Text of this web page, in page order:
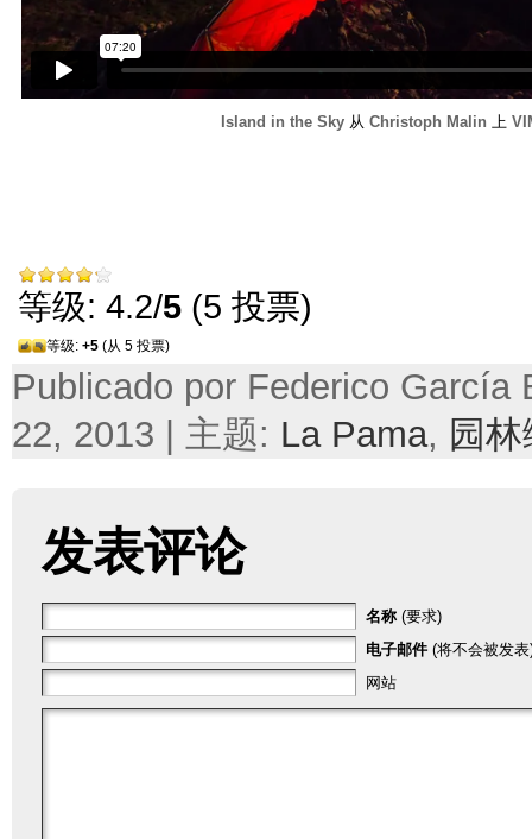
Island in the Sky 从Christoph Malin 上
等级: 4.2/5 (5 投票)
等级: +5 (从 5 投票)
Publicado por Federico García
22, 2013 | 主题: La Pama, 园
发表评论
名称 (要求)
电子邮件 (将不会被发
网站